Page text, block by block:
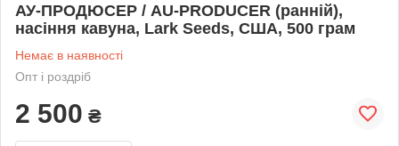
АУ-ПРОДЮСЕР / AU-PRODUCER (ранній),
насіння кавуна, Lark Seeds, США, 500 грам
Немає в наявності
Опт і роздріб
2 500 ₴